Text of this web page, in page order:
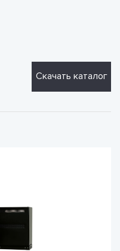
Скачать каталог